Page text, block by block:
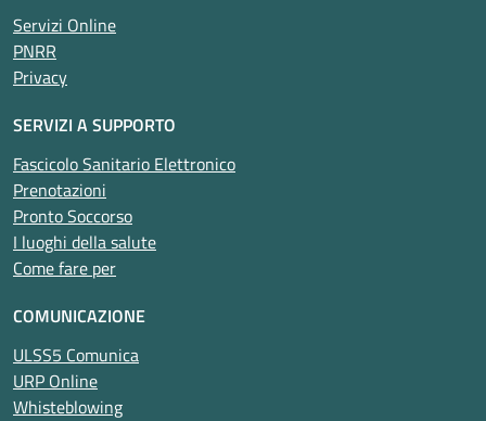
Servizi Online
PNRR
Privacy
SERVIZI A SUPPORTO
Fascicolo Sanitario Elettronico
Prenotazioni
Pronto Soccorso
I luoghi della salute
Come fare per
COMUNICAZIONE
ULSS5 Comunica
URP Online
Whisteblowing